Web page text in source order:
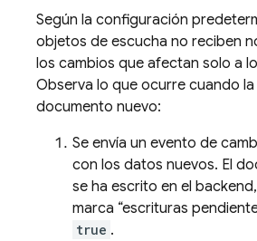
Según la configuración
objetos de escucha no reciben
los cambios que afectan solo a
Observa lo que ocurre cuando
documento nuevo:
Se envía un evento de
con los datos nuevos. El
se ha escrito en el
marca “escrituras
true .